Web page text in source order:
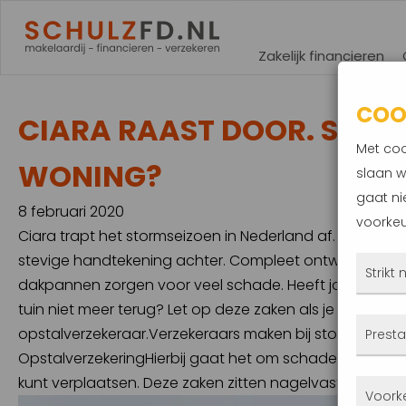
Zakelijk financieren
CIARA RAAST DOOR.
WONING?
8 februari 2020
Ciara trapt het stormseizoen in Nederland af. Met een
stevige handtekening achter. Compleet ontwortelde
dakpannen zorgen voor veel schade. Heeft jouw
tuin niet meer terug? Let op deze zaken als je contact
opstalverzekeraar.Verzekeraars maken bij
OpstalverzekeringHierbij gaat het om schade aan de
kunt verplaatsen. Deze zaken zitten nagelvast, zoals
Met
slaan
gaat
Strikt